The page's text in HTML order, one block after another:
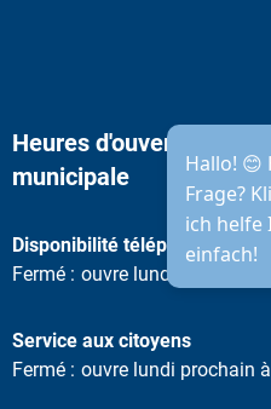
Hallo! 😊
Frage?
ich helfe
einfach!
Heures d'ouverture de
municipale
Disponibilité téléphonique
Cliquez pour masquer
Fermé : ouvre lundi prochain à
Service aux citoyens
Cliquez pour masquer
Fermé : ouvre lundi prochain